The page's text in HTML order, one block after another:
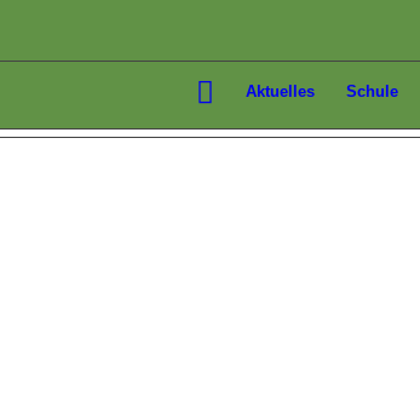
Aktuelles Schule